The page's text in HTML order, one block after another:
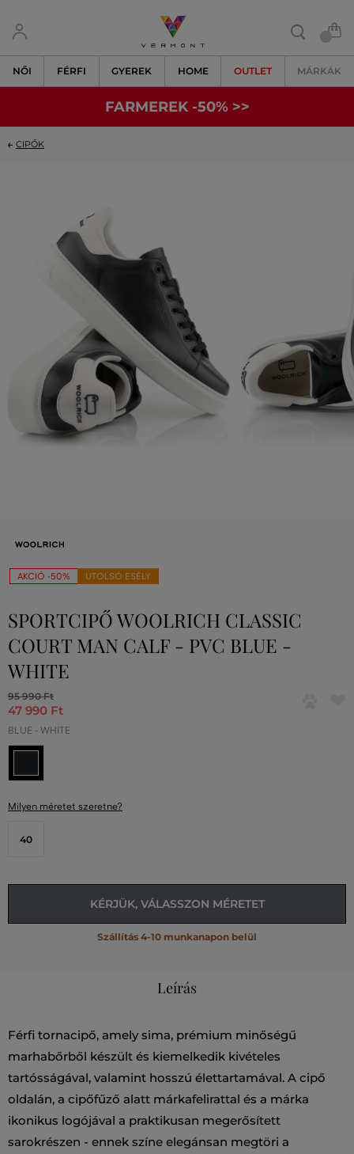
NŐI FÉRFI GYEREK HOME OUTLET MÁRKÁK
FARMEREK -50% >>
CIPŐK
AKCIÓ -50% UTOLSÓ ESÉLY
SPORTCIPŐ WOOLRICH CLASSIC
COURT MAN CALF - PVC BLUE -
WHITE
95 990 Ft
47 990 Ft
BLUE - WHITE
Milyen méretet szeretne?
40
KÉRJÜK, VÁLASSZON MÉRETET
Szállítás 4-10 munkanapon belül
Leírás
Férfi tornacipő, amely sima, prémium minőségű
marhabőrből készült és kiemelkedik kivételes
tartósságával, valamint hosszú élettartamával. A cipő
oldalán, a cipőfűző alatt márkafelirattal és a márka
ikonikus logójával a praktikusan megerősített
sarokrészen - ennek színe elegánsan megtöri a